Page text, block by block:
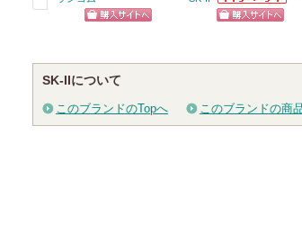
SK-IIからのお知
らせがあります
SK-IIについて
このブランドのTopへ このブランドの商